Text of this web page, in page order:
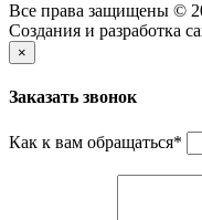
Все права защищены ©
Создания и разработка
×
Заказать звонок
Как к вам обращаться*